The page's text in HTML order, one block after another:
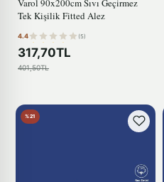
Varol 90x200cm Sıvı Geçirmez
Tek Kişilik Fitted Alez
4.4 (5)
317,70TL
401,50TL
%21